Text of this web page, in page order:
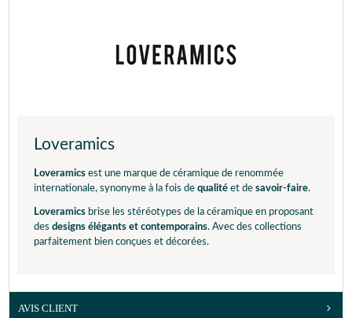
Loveramics
Loveramics est une marque de céramique de renommée
internationale, synonyme à la fois de qualité et de savoir-faire.
Loveramics brise les stéréotypes de la céramique en proposant
des designs élégants et contemporains. Avec des collections
parfaitement bien conçues et décorées.
AVIS CLIENT